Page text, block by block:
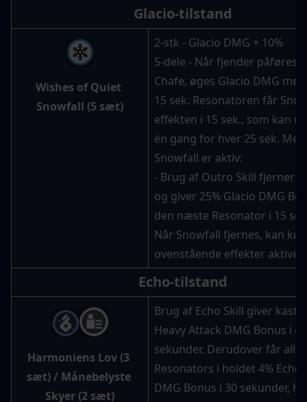
Glacio-tilstand
Wishes of Quiet
Snowfall (5 sæt)
2-stk - Glacio DMG + 10%
5-dele - Når fjender påføres
Chafe, øges Glacio DMG
15 sek. Resonatoren får
effekten i 15 sek., som kan
én gang for hver 25 sek.
Snowfall er aktiv:
- Brug af Outro Skill fjerner
og giver 25% Glacio DMG
den næste Resonator i 15
Når Snowfall fjernes, kan
ovenstående effekter
Echo-tilstand
Harmoniens Lov (3
sæt) / Månebelyste
Skyer (2 sæt)
Brug af Echo Skill giver
Heavy Attack DMG Bonus i 4
sekunder. Derudover får alle
Resonators i holdet 4% Echo
DMG Bonus i 30 sekunder,